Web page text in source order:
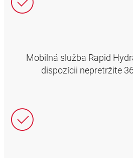
Mobilná služba Rapid
dispozícii nepretržite